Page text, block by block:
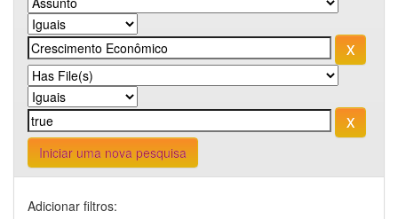
Iniciar uma nova pesquisa
Adicionar filtros: